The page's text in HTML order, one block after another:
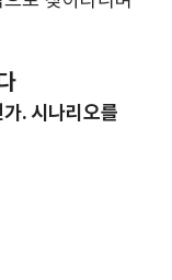
. 시나리오를